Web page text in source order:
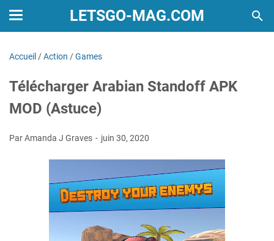
LETSGO-MAG.COM
Accueil /Action /Games
Télécharger Arabian Standoff APK
MOD (Astuce)
Par Amanda J Graves juin 30, 2020